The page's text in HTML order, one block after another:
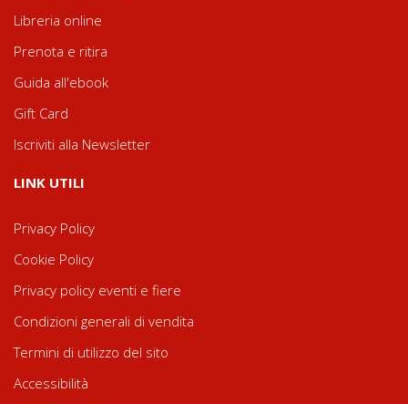
Libreria online
Prenota e ritira
Guida all'ebook
Gift Card
Iscriviti alla Newsletter
LINK UTILI
Privacy Policy
Cookie Policy
Privacy policy eventi e fiere
Condizioni generali di vendita
Termini di utilizzo del sito
Accessibilità